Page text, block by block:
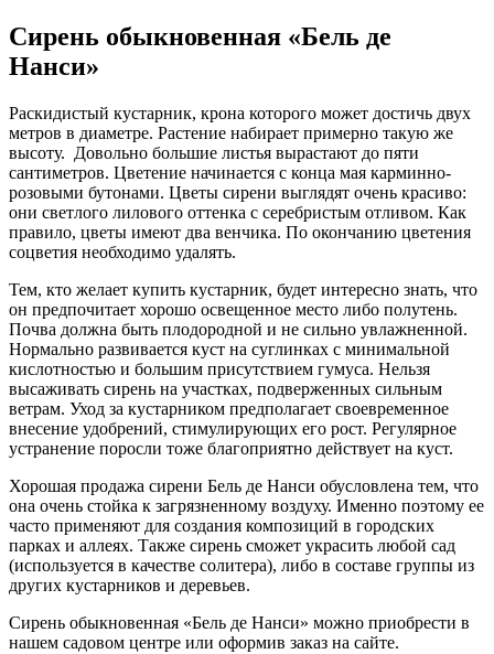
Сирень обыкновенная «Бель де
Нанси»
Раскидистый кустарник, крона которого может достичь двух
метров в диаметре. Растение набирает примерно такую же
высоту. Довольно большие листья вырастают до пяти
сантиметров. Цветение начинается с конца мая карминно-
розовыми бутонами. Цветы сирени выглядят очень красиво:
они светлого лилового оттенка с серебристым отливом. Как
правило, цветы имеют два венчика. По окончанию цветения
соцветия необходимо удалять.
Тем, кто желает купить кустарник, будет интересно знать, что
он предпочитает хорошо освещенное место либо полутень.
Почва должна быть плодородной и не сильно увлажненной.
Нормально развивается куст на суглинках с минимальной
кислотностью и большим присутствием гумуса. Нельзя
высаживать сирень на участках, подверженных сильным
ветрам. Уход за кустарником предполагает своевременное
внесение удобрений, стимулирующих его рост. Регулярное
устранение поросли тоже благоприятно действует на куст.
Хорошая продажа сирени Бель де Нанси обусловлена тем, что
она очень стойка к загрязненному воздуху. Именно поэтому ее
часто применяют для создания композиций в городских
парках и аллеях. Также сирень сможет украсить любой сад
(используется в качестве солитера), либо в составе группы из
других кустарников и деревьев.
Сирень обыкновенная «Бель де Нанси» можно приобрести в
нашем садовом центре или оформив заказ на сайте.